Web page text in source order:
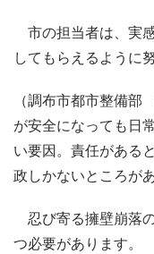
市の担当者は、実
してもらえるように
（調布市都市整備
が安全になっても日
い要因。責任がある
政しかないところが
忍び寄る擁壁崩落
つ必要があります。